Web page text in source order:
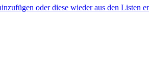
oder diese wieder aus den Listen